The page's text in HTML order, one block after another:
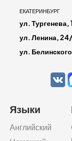
ЕКАТЕРИНБУРГ
ул. Тургенева,
ул. Ленина,
ул.
Языки
Английский